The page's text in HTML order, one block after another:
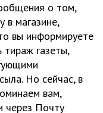
о том,
в магазине,
вы информируете
газеты,
Но сейчас, в
вам,
через Почту